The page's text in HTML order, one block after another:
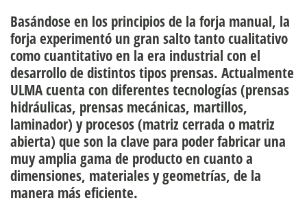
Basándose en los principios de la forja manual, la
forja experimentó un gran salto tanto cualitativo
como cuantitativo en la era industrial con el
desarrollo de distintos tipos prensas. Actualmente
ULMA cuenta con diferentes tecnologías (prensas
hidráulicas, prensas mecánicas, martillos,
laminador) y procesos (matriz cerrada o matriz
abierta) que son la clave para poder fabricar una
muy amplia gama de producto en cuanto a
dimensiones, materiales y geometrías, de la
manera más eficiente.